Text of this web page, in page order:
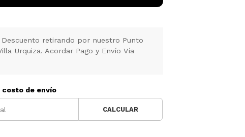
Descuento retirando por nuestro Punto
Urquiza. Acordar Pago y Envío Vía
de envío
CALCULAR